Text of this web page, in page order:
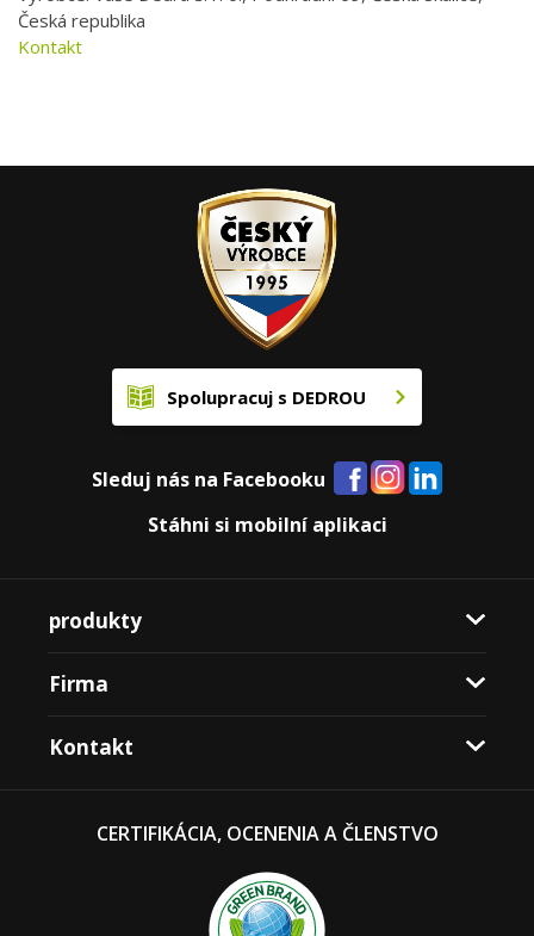
Česká republika
Kontakt
Spolupracuj s DEDROU
Sleduj nás na Facebooku
Stáhni si mobilní aplikaci
produkty
Firma
Kontakt
CERTIFIKÁCIA, OCENENIA A ČLENSTVO